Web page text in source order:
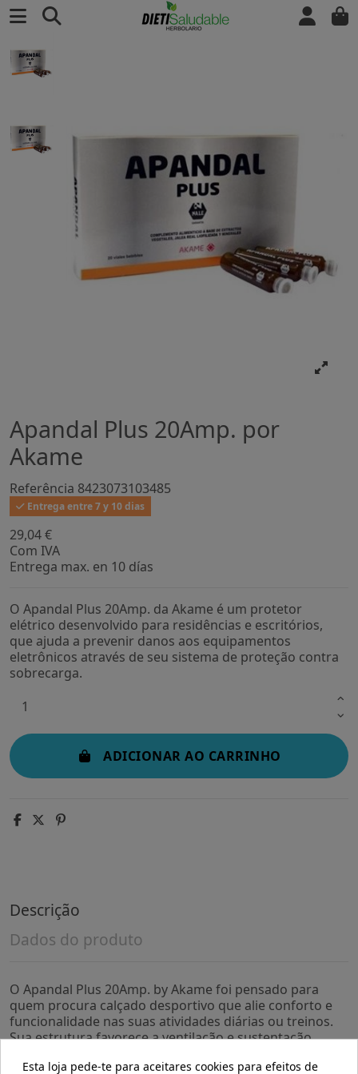
Apandal Plus 20Amp. por
Akame
Referência 8423073103485
Entrega entre 7 y 10 dias
29,04 €
Com IVA
Entrega max. en 10 días
O Apandal Plus 20Amp. da Akame é um protetor
elétrico desenvolvido para residências e escritórios,
que ajuda a prevenir danos aos equipamentos
eletrônicos através de seu sistema de proteção contra
sobrecarga.
ADICIONAR AO CARRINHO
Descrição
Dados do produto
O Apandal Plus 20Amp. by Akame foi pensado para
quem procura calçado desportivo que alie conforto e
funcionalidade nas suas atividades diárias ou treinos.
Sua estrutura favorece a ventilação e sustentação,
amortecimento e durabilidade.
Esta loja pede-te para aceitares cookies para efeitos de